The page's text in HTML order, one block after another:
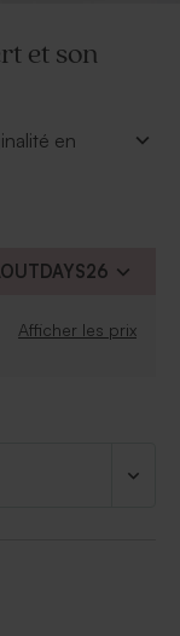
et son
en
Afficher les prix